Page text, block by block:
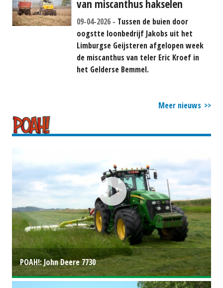
van miscanthus hakselen
09-04-2026
Tussen de buien door
oogstte loonbedrijf Jakobs uit het
Limburgse Geijsteren afgelopen week
de miscanthus van teler Eric Kroef in
het Gelderse Bemmel.
Meer nieuws
POAH!: John Deere 7730